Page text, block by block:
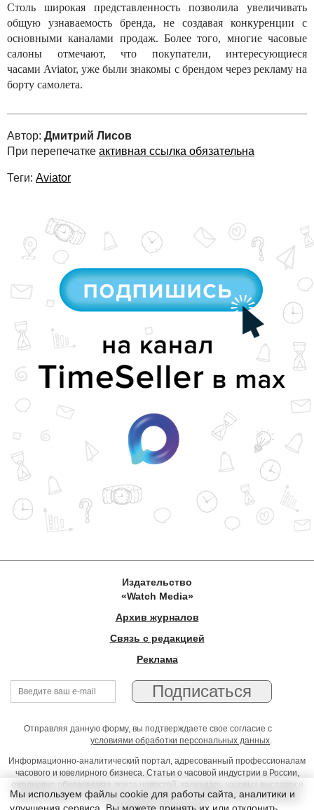
Столь широкая представленность позволила увеличивать
общую узнаваемость бренда, не создавая конкуренции с
основными каналами продаж. Более того, многие часовые
салоны отмечают, что покупатели, интересующиеся
часами Aviator, уже были знакомы с брендом через рекламу на
борту самолета.
Автор: Дмитрий Лисов
При перепечатке активная ссылка обязательна
Теги: Aviator
Издательство
«Watch Media»
Архив журналов
Связь с редакцией
Реклама
Отправляя данную форму, вы подтверждаете свое согласие с
условиями обработки персональных данных.
Информационно-аналитический портал, адресованный профессионалам
часового и ювелирного бизнеса. Статьи о часовой индустрии в России,
ежедневно обновляемая лента новостей, календарь часовых выставок и
презентаций, on-line консультации юриста, профессиональный форум
Мы используем файлы cookie для работы сайта, аналитики и